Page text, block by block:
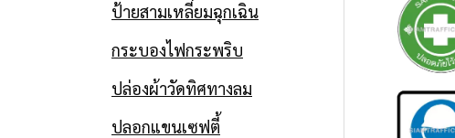
ป้ายสามเหลี่ยมฉุกเฉิน
กระบองไฟกระพริบ
ปล่องผ้าวัดทิศทางลม
ปลอกแขนเซฟตี้